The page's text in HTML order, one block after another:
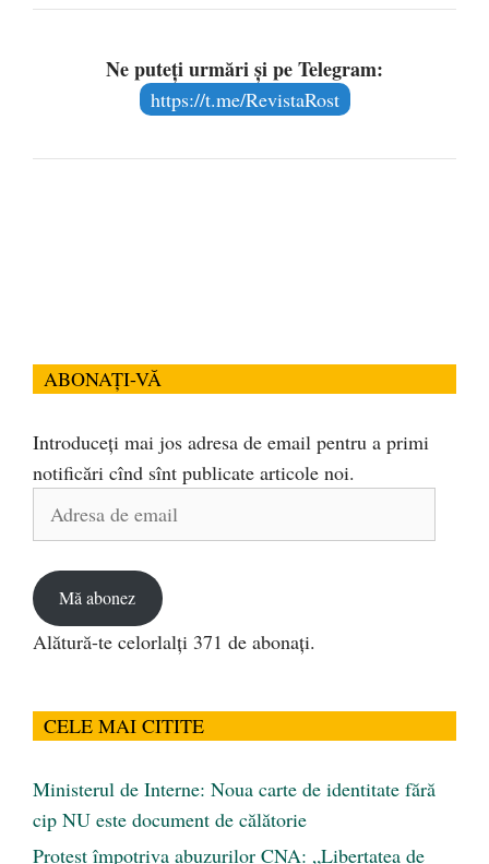
Ne puteți urmări și pe Telegram:
https://t.me/RevistaRost
ABONAȚI-VĂ
Introduceți mai jos adresa de email pentru a primi
notificări cînd sînt publicate articole noi.
Mă abonez
Alătură-te celorlalți 371 de abonați.
CELE MAI CITITE
Ministerul de Interne: Noua carte de identitate fără
cip NU este document de călătorie
Protest împotriva abuzurilor CNA: „Libertatea de